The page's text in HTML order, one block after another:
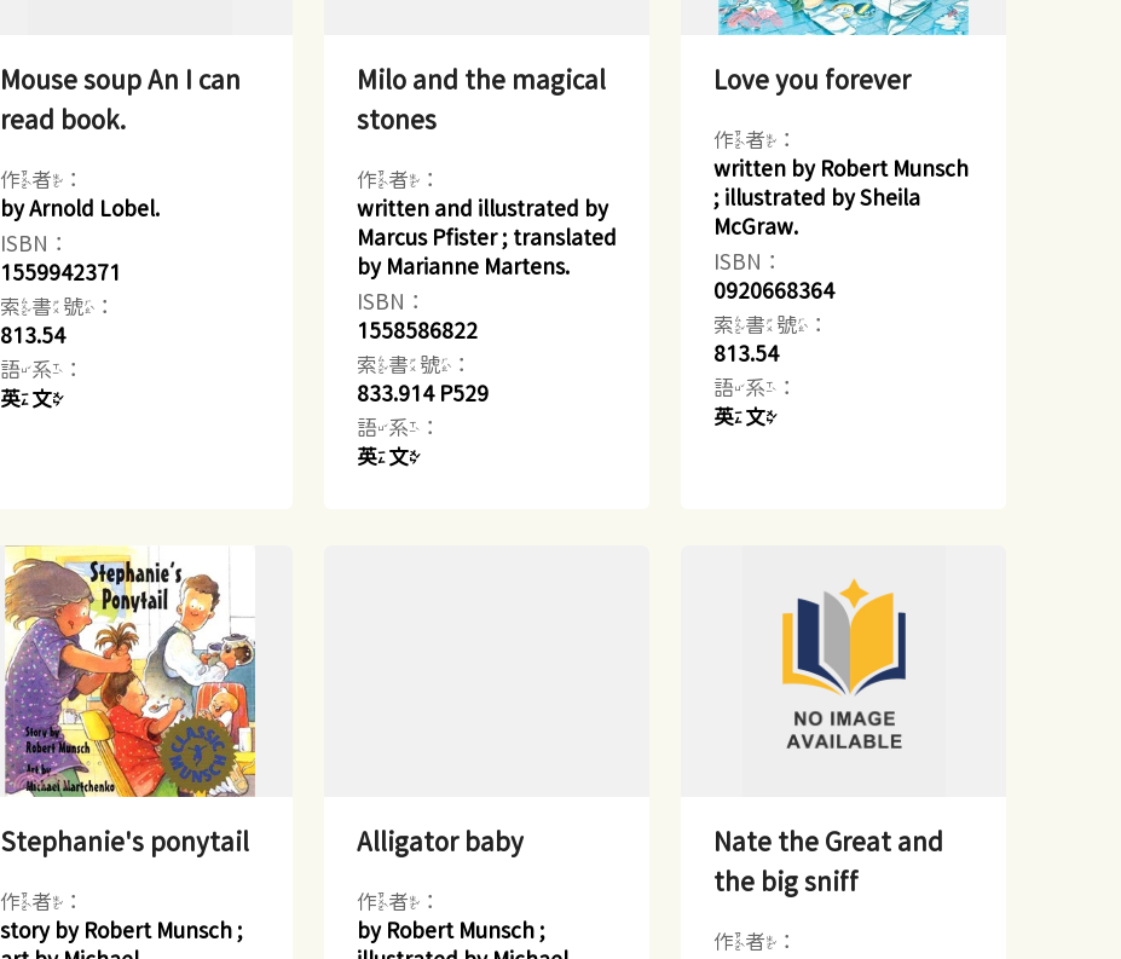
Mouse soup An I can
read book.
作者：
by Arnold Lobel.
ISBN：
1559942371
索書號：
813.54
語系：
英文
Milo and the magical
stones
作者：
written and illustrated by
Marcus Pfister ; translated
by Marianne Martens.
ISBN：
1558586822
索書號：
833.914 P529
語系：
英文
Love you forever
作者：
written by Robert Munsch
; illustrated by Sheila
McGraw.
ISBN：
0920668364
索書號：
813.54
語系：
英文
Stephanie's ponytail
作者：
story by Robert Munsch ;
Alligator baby
作者：
by Robert Munsch ;
Nate the Great and
the big sniff
作者：